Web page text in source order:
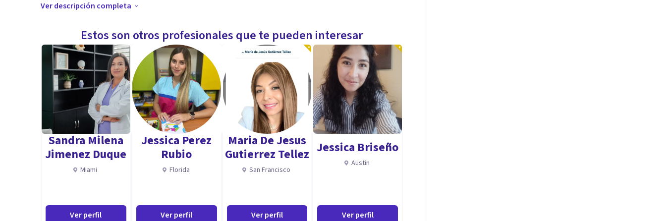
Soy una mujer que disfruta muchísimo del conocimiento en general. Me encantan todas las expresiones
artísticas y espontáneas del ser y de la naturaleza. Creo profundamente en el poder sanador de las
relaciones sinceras y basadas en el amor hacia si mismo y los demás, poder "ser" y "estar" sin ser juzgado.
Compartir aprendiendo a conocerse, aceptando lo que se descubre y transformando poco a poco lo que se
desea cambiar, mejorar o eliminar.
El aprendizaje nunca termina, cada momento y cada persona trae cosas nuevas y únicas.
Especialidad
¿Cuáles son mis servicios?
Mi trabajo consiste en las siguientes actividades:
- Psicología clínica.
Ver descripción completa
Estos son otros profesionales que te pueden interesar
Sandra Milena
Jimenez Duque
Miami
Ver perfil
Jessica Perez
Rubio
Florida
Ver perfil
Maria De Jesus
Gutierrez Tellez
San Francisco
Ver perfil
Jessica Briseño
Austin
Ver perfil